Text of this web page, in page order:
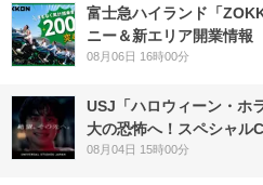
富士急ハイランド「
ニー＆新エリア開業情報
08月06日 16時00分
USJ「ハロウィーン・ホ
大の恐怖へ！スペシャル
08月04日 15時00分